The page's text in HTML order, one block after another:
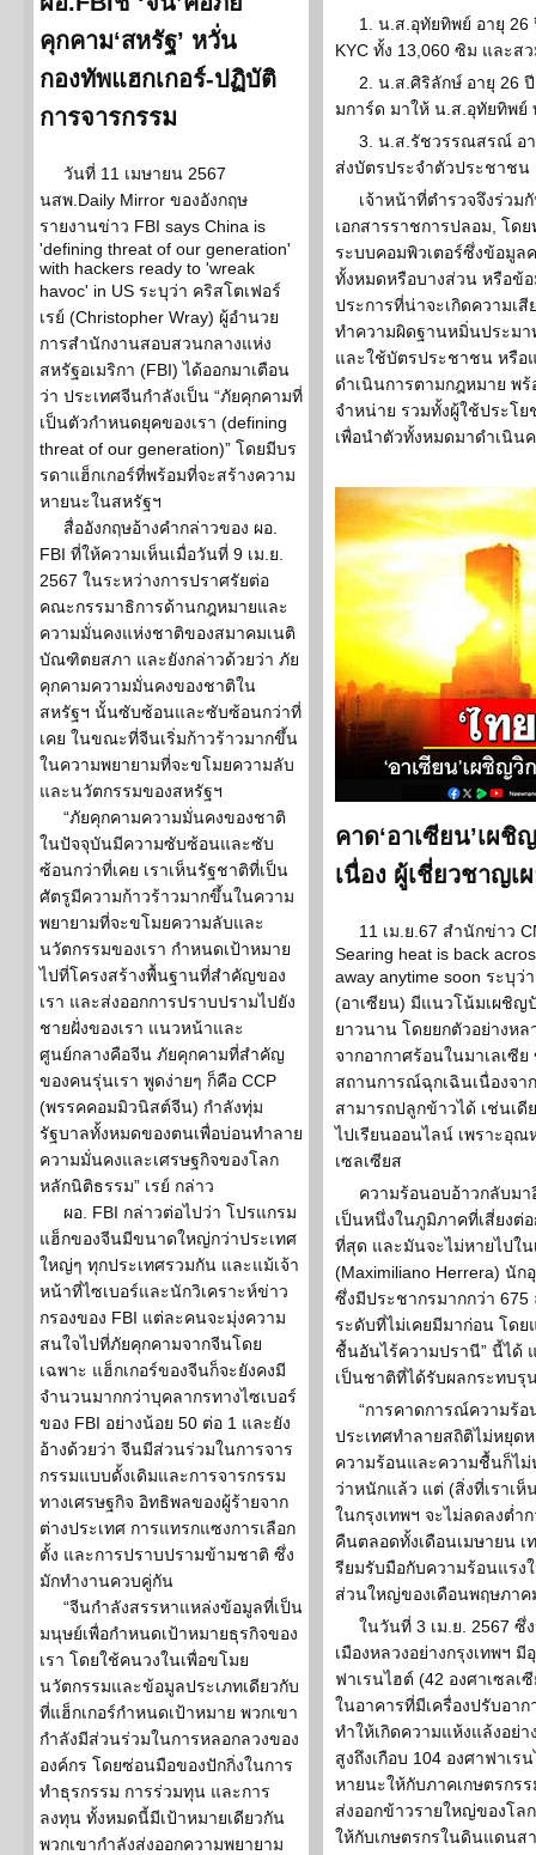
คุกคาม‘สหรัฐ’ หวั่น
กองทัพแฮกเกอร์-ปฏิบัติ
การจารกรรม
วันที่ 11 เมษายน 2567
นสพ.Daily Mirror ของอังกฤษ
รายงานข่าว FBI says China is
'defining threat of our generation'
with hackers ready to 'wreak
havoc' in US ระบุว่า คริสโตเฟอร์
เรย์ (Christopher Wray) ผู้อำนวย
การสำนักงานสอบสวนกลางแห่ง
สหรัฐอเมริกา (FBI) ได้ออกมาเตือน
ว่า ประเทศจีนกำลังเป็น “ภัยคุกคามที่
เป็นตัวกำหนดยุคของเรา (defining
threat of our generation)” โดยมีบร
รดาแฮ็กเกอร์ที่พร้อมที่จะสร้างความ
หายนะในสหรัฐฯ
สื่ออังกฤษอ้างคำกล่าวของ ผอ.
FBI ที่ให้ความเห็นเมื่อวันที่ 9 เม.ย.
2567 ในระหว่างการปราศรัยต่อ
คณะกรรมาธิการด้านกฎหมายและ
ความมั่นคงแห่งชาติของสมาคมเนติ
บัณฑิตยสภา และยังกล่าวด้วยว่า ภัย
คุกคามความมั่นคงของชาติใน
สหรัฐฯ นั้นซับซ้อนและซับซ้อนกว่าที่
เคย ในขณะที่จีนเริ่มก้าวร้าวมากขึ้น
ในความพยายามที่จะขโมยความลับ
และนวัตกรรมของสหรัฐฯ
“ภัยคุกคามความมั่นคงของชาติ
ในปัจจุบันมีความซับซ้อนและซับ
ซ้อนกว่าที่เคย เราเห็นรัฐชาติที่เป็น
ศัตรูมีความก้าวร้าวมากขึ้นในความ
พยายามที่จะขโมยความลับและ
นวัตกรรมของเรา กำหนดเป้าหมาย
ไปที่โครงสร้างพื้นฐานที่สำคัญของ
เรา และส่งออกการปราบปรามไปยัง
ชายฝั่งของเรา แนวหน้าและ
ศูนย์กลางคือจีน ภัยคุกคามที่สำคัญ
ของคนรุ่นเรา พูดง่ายๆ ก็คือ CCP
(พรรคคอมมิวนิสต์จีน) กำลังทุ่ม
รัฐบาลทั้งหมดของตนเพื่อบ่อนทำลาย
ความมั่นคงและเศรษฐกิจของโลก
หลักนิติธรรม” เรย์ กล่าว
ผอ. FBI กล่าวต่อไปว่า โปรแกรม
แฮ็กของจีนมีขนาดใหญ่กว่าประเทศ
ใหญ่ๆ ทุกประเทศรวมกัน และแม้เจ้า
หน้าที่ไซเบอร์และนักวิเคราะห์ข่าว
กรองของ FBI แต่ละคนจะมุ่งความ
สนใจไปที่ภัยคุกคามจากจีนโดย
เฉพาะ แฮ็กเกอร์ของจีนก็จะยังคงมี
จำนวนมากกว่าบุคลากรทางไซเบอร์
ของ FBI อย่างน้อย 50 ต่อ 1 และยัง
อ้างด้วยว่า จีนมีส่วนร่วมในการจาร
กรรมแบบดั้งเดิมและการจารกรรม
ทางเศรษฐกิจ อิทธิพลของผู้ร้ายจาก
ต่างประเทศ การแทรกแซงการเลือก
ตั้ง และการปราบปรามข้ามชาติ ซึ่ง
มักทำงานควบคู่กัน
“จีนกำลังสรรหาแหล่งข้อมูลที่เป็น
มนุษย์เพื่อกำหนดเป้าหมายธุรกิจของ
เรา โดยใช้คนวงในเพื่อขโมย
นวัตกรรมและข้อมูลประเภทเดียวกับ
ที่แฮ็กเกอร์กำหนดเป้าหมาย พวกเขา
กำลังมีส่วนร่วมในการหลอกลวงของ
องค์กร โดยซ่อนมือของปักกิ่งในการ
ทำธุรกรรม การร่วมทุน และการ
ลงทุน ทั้งหมดนี้มีเป้าหมายเดียวกัน
พวกเขากำลังส่งออกความพยายาม
1. น.ส.อุทัยทิพย์ อายุ
KYC ทั้ง 13,060 ซิม และส
2. น.ส.ศิริลักษ์ อายุ 26
มการ์ด มาให้ น.ส.อุทัยทิพย์
3. น.ส.รัชวรรณสรณ์ อา
ส่งบัตรประจำตัวประชาชน
เจ้าหน้าที่ตำรวจจึงร่วม
เอกสารราชการปลอม, โด
ระบบคอมพิวเตอร์ซึ่งข้อมูล
ทั้งหมดหรือบางส่วน หรือข้
ประการที่น่าจะเกิดความเ
ทำความผิดฐานหมิ่นประม
และใช้บัตรประชาชน หรือ
ดำเนินการตามกฎหมาย พ
จำหน่าย รวมทั้งผู้ใช้ประโ
เพื่อนำตัวทั้งหมดมาดำเนิน
คาด‘อาเซียน’เผ
เนื่อง ผู้เชี่ยวชาญเ
11 เม.ย.67 สำนักข่าว
Searing heat is back
away anytime soon ระบุว่
(อาเซียน) มีแนวโน้มเผชิญ
ยาวนาน โดยยกตัวอย่างหล
จากอากาศร้อนในมาเลเซี
สถานการณ์ฉุกเฉินเนื่องจา
สามารถปลูกข้าวได้ เช่นเ
ไปเรียนออนไลน์ เพราะอุ
เซลเซียส
ความร้อนอบอ้าวกลับมา
เป็นหนึ่งในภูมิภาคที่เสี่ยงต่
ที่สุด และมันจะไม่หายไปใน
(Maximiliano Herrera) นั
ซึ่งมีประชากรมากกว่า
ระดับที่ไม่เคยมีมาก่อน โดย
ชื้นอันไร้ความปรานี” นี้ได้
เป็นชาติที่ได้รับผลกระทบรุ
“การคาดการณ์ความร้
ประเทศทำลายสถิติไม่หยุด
ความร้อนและความชื้นก็ไ
ว่าหนักแล้ว แต่ (สิ่งที่เราเ
ในกรุงเทพฯ จะไม่ลดลงต่ำ
คืนตลอดทั้งเดือนเมษายน
รียมรับมือกับความร้อนแรง
ส่วนใหญ่ของเดือนพฤษภาค
ในวันที่ 3 เม.ย. 2567 ซึ่
เมืองหลวงอย่างกรุงเทพฯ
ฟาเรนไฮต์ (42 องศาเซล
ในอาคารที่มีเครื่องปรับอา
ทำให้เกิดความแห้งแล้งอย่
สูงถึงเกือบ 104 องศาฟาเร
หายนะให้กับภาคเกษตรกร
ส่งออกข้าวรายใหญ่ของโ
ให้กับเกษตรกรในดินแดนส